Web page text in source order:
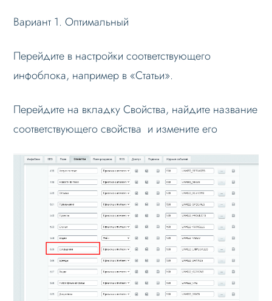
Слайдер
Мультирегиональность
Блоки / секции сайта
Как изменить название блока
связанных элементов
Личный кабинет
Формы и коммуникации
SEO и оптимизация
Лендинги и посадочные страницы
Проблемы и решения
Вариант 1. Оптимальный
Перейдите в настройки соответствующего
инфоблока, например в «Статьи».
Перейдите на вкладку Свойства, найдите название
соответствующего свойства и измените его